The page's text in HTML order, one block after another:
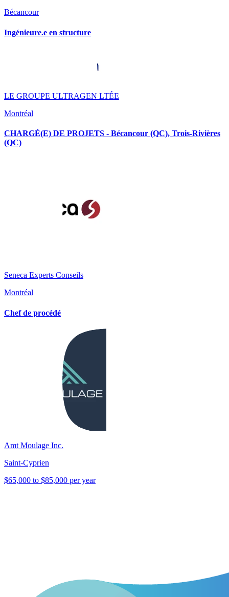
Bécancour
Ingénieure.e en structure
LE GROUPE ULTRAGEN LTÉE
Montréal
CHARGÉ(E) DE PROJETS - Bécancour (QC), Trois-Rivières
(QC)
Seneca Experts Conseils
Montréal
Chef de procédé
Amt Moulage Inc.
Saint-Cyprien
$65,000 to $85,000 per year